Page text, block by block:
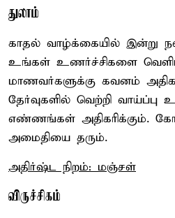
துலாம்
காதல் வாழ்க்கையில் இன்று
உங்கள் உணர்ச்சிகளை
மாணவர்களுக்கு கவனம்
தேர்வுகளில் வெற்றி
எண்ணங்கள் அதிகரிக்கும்.
அமைதியை தரும்.
அதிர்ஷ்ட நிறம்: மஞ்சள்
விருச்சிகம்